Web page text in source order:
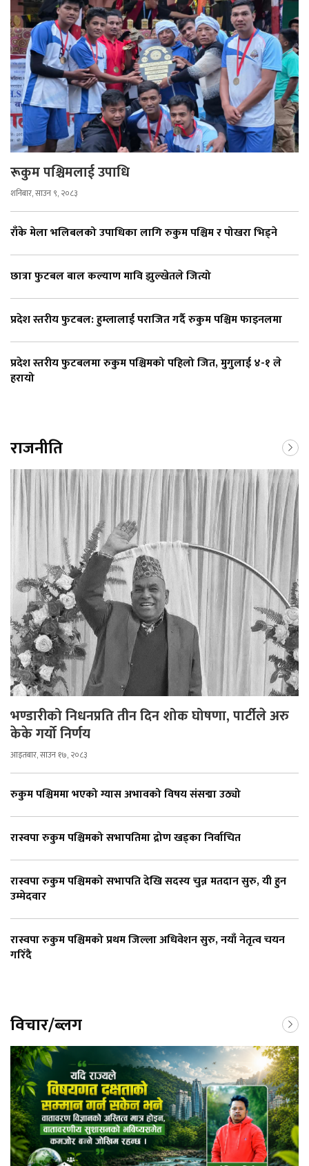
रूकुम पश्चिमलाई उपाधि
शनिबार, साउन ९, २०८३
राँके मेला भलिबलको उपाधिका लागि रुकुम पश्चिम र पोखरा भिड्ने
छात्रा फुटबल बाल कल्याण मावि झुल्खेतले जित्यो
प्रदेश स्तरीय फुटबल: हुम्लालाई पराजित गर्दै रुकुम पश्चिम फाइनलमा
प्रदेश स्तरीय फुटबलमा रुकुम पश्चिमको पहिलो जित, मुगुलाई ४-१ ले
हरायो
राजनीति
भण्डारीको निधनप्रति तीन दिन शोक घोषणा, पार्टीले अरु
केके गर्यो निर्णय
आइतबार, साउन १७, २०८३
रुकुम पश्चिममा भएको ग्यास अभावको विषय संसद्मा उठ्यो
रास्वपा रुकुम पश्चिमको सभापतिमा द्रोण खड्का निर्वाचित
रास्वपा रुकुम पश्चिमको सभापति देखि सदस्य चुन्न मतदान सुरु, यी हुन
उम्मेदवार
रास्वपा रुकुम पश्चिमको प्रथम जिल्ला अधिवेशन सुरु, नयाँ नेतृत्व चयन
गरिँदै
विचार/ब्लग